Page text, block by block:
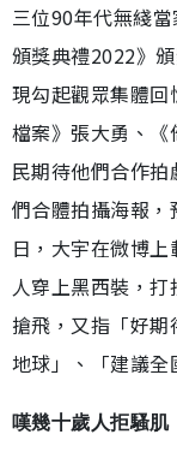
三位90年代無綫
頒獎典禮2022》
現勾起觀眾集體
檔案》張大勇、
民期待他們合作
們合體拍攝海報
日，大宇在微博
人穿上黑西裝，
搶飛，又指「好
地球」、「建議全
嘆幾十歲人拒騷肌